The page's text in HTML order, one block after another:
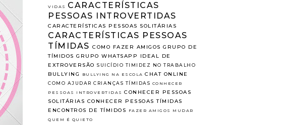
VIDAS
CARACTERÍSTICAS
PESSOAS INTROVERTIDAS
CARACTERÍSTICAS PESSOAS SOLITÁRIAS
CARACTERÍSTICAS PESSOAS
TÍMIDAS COMO FAZER AMIGOS GRUPO DE
TÍMIDOS GRUPO WHATSAPP
IDEAL DE
EXTROVERSÃO SUICÍDIO TIMIDEZ NO TRABALHO
BULLYING BULLYING NA ESCOLA CHAT ONLINE
COMO AJUDAR CRIANÇAS TÍMIDAS CONHECER
PESSOAS INTROVERTIDAS CONHECER PESSOAS
SOLITÁRIAS CONHECER PESSOAS TÍMIDAS
ENCONTROS DE TÍMIDOS
FAZER AMIGOS
MUDAR
QUEM É QUIETO